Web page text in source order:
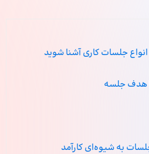
جلسات کاری آشنا شوید
هدف جلسه